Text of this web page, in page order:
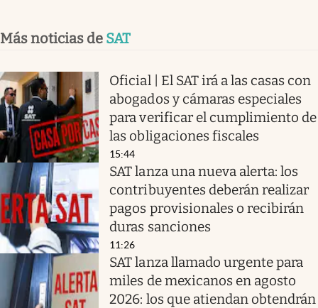
Más noticias de SAT
Oficial | El SAT irá a las casas con
abogados y cámaras especiales
para verificar el cumplimiento de
las obligaciones fiscales
15:44
SAT lanza una nueva alerta: los
contribuyentes deberán realizar
pagos provisionales o recibirán
duras sanciones
11:26
SAT lanza llamado urgente para
miles de mexicanos en agosto
2026: los que atiendan obtendrán